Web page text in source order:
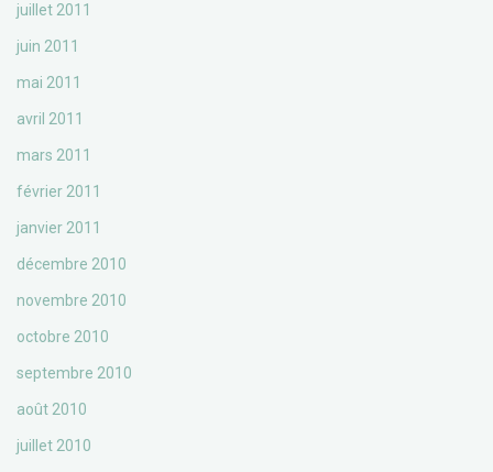
juillet 2011
juin 2011
mai 2011
avril 2011
mars 2011
février 2011
janvier 2011
décembre 2010
novembre 2010
octobre 2010
septembre 2010
août 2010
juillet 2010